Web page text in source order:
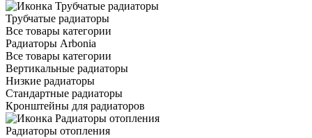
Трубчатые радиаторы
Все товары категории
Радиаторы Arbonia
Все товары категории
Вертикальные радиаторы
Низкие радиаторы
Стандартные радиаторы
Кронштейны для радиаторов
Радиаторы отопления